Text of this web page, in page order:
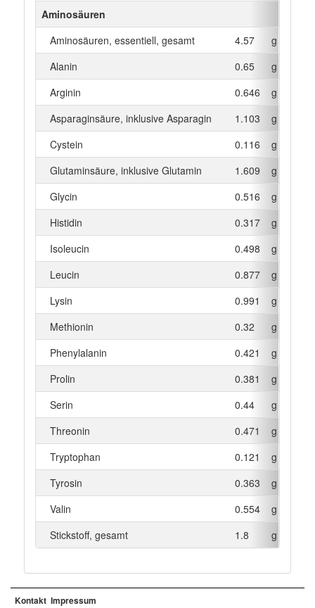
Aminosäuren
Aminosäuren, essentiell, gesamt
4.57
g
Alanin
0.65
g
Arginin
0.646
g
Asparaginsäure, inklusive Asparagin
1.103
g
Cystein
0.116
g
Glutaminsäure, inklusive Glutamin
1.609
g
Glycin
0.516
g
Histidin
0.317
g
Isoleucin
0.498
g
Leucin
0.877
g
Lysin
0.991
g
Methionin
0.32
g
Phenylalanin
0.421
g
Prolin
0.381
g
Serin
0.44
g
Threonin
0.471
g
Tryptophan
0.121
g
Tyrosin
0.363
g
Valin
0.554
g
Stickstoff, gesamt
1.8 g
Kontakt Impressum